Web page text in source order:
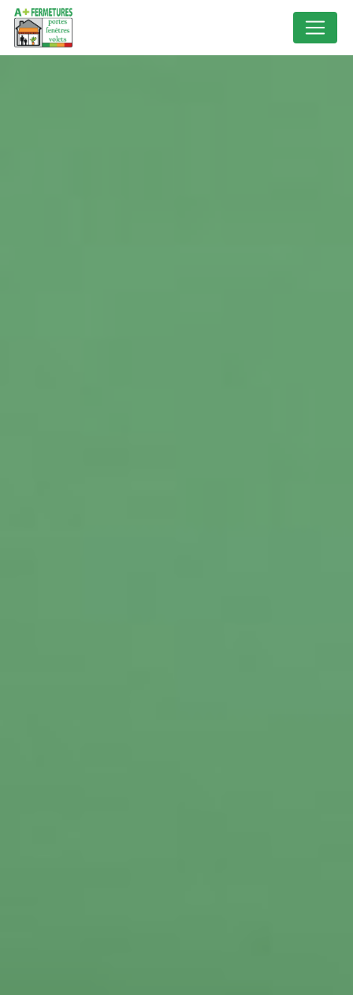
Panneau de gestion des cookies